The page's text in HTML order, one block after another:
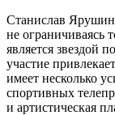
Станислав Ярушин
не ограничиваясь
является звездой
участие
имеет несколько
спортивных
и артистическая